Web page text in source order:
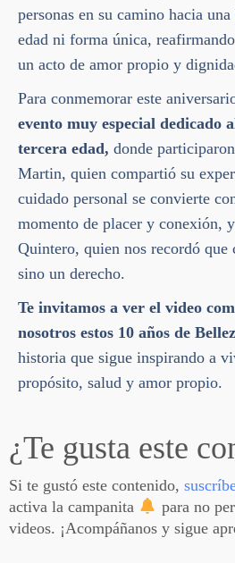
personas en su camino hacia
edad ni forma única,
un acto de amor propio y
Para conmemorar este
evento muy especial dedicado
tercera edad, donde
Martin, quien compartió su
cuidado personal se convierte
momento de placer y conexión,
Quintero, quien nos recordó que
sino un derecho.
Te invitamos a ver el video
nosotros estos 10 años de
historia que sigue inspirando a
propósito, salud y amor propio.
¿Te gusta este
Si te gustó este contenido,
activa la campanita
para no
videos. ¡Acompáñanos y sigue